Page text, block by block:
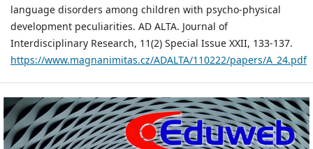
language disorders among children with psycho-physical
development peculiarities. AD ALTA. Journal of
Interdisciplinary Research, 11(2) Special Issue XXII, 133-137.
https://www.magnanimitas.cz/ADALTA/110222/papers/A_24.pdf